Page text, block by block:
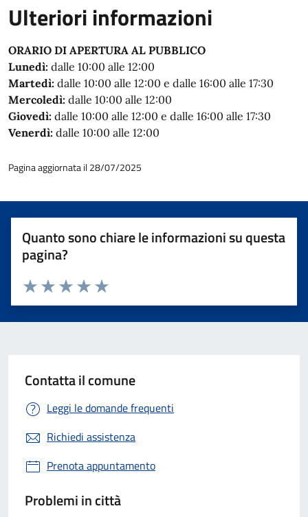
Ulteriori informazioni
ORARIO DI APERTURA AL PUBBLICO
Lunedì: dalle 10:00 alle 12:00
Martedì: dalle 10:00 alle 12:00 e dalle 16:00 alle 17:30
Mercoledì: dalle 10:00 alle 12:00
Giovedì: dalle 10:00 alle 12:00 e dalle 16:00 alle 17:30
Venerdì: dalle 10:00 alle 12:00
Pagina aggiornata il 28/07/2025
Quanto sono chiare le informazioni su questa
pagina?
Valuta 5 stelle su 5
Valuta 4 stelle su 5
Valuta 3 stelle su 5
Valuta 2 stelle su 5
Valuta 1 stelle su 5
Contatta il comune
Leggi le domande frequenti
Richiedi assistenza
Prenota appuntamento
Problemi in città